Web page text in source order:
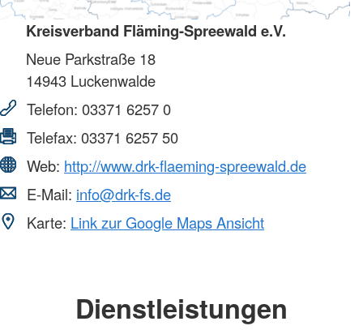
Kreisverband Fläming-Spreewald e.V.
Neue Parkstraße 18
14943 Luckenwalde
Telefon: 03371 6257 0
Telefax: 03371 6257 50
Web: http://www.drk-flaeming-spreewald.de
E-Mail: info@drk-fs.de
Karte: Link zur Google Maps Ansicht
Dienstleistungen